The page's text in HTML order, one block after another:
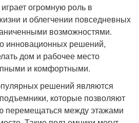
огромную роль в
и облегчении повседневных
возможностями.
инновационных решений,
дом и рабочее место
и комфортными.
решений являются
которые позволяют
перемещаться между этажами